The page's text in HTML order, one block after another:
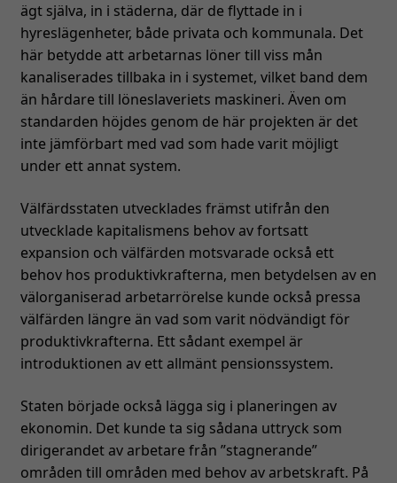
ägt själva, in i städerna, där de flyttade in i
hyreslägenheter, både privata och kommunala. Det
här betydde att arbetarnas löner till viss mån
kanaliserades tillbaka in i systemet, vilket band dem
än hårdare till löneslaveriets maskineri. Även om
standarden höjdes genom de här projekten är det
inte jämförbart med vad som hade varit möjligt
under ett annat system.
Välfärdsstaten utvecklades främst utifrån den
utvecklade kapitalismens behov av fortsatt
expansion och välfärden motsvarade också ett
behov hos produktivkrafterna, men betydelsen av en
välorganiserad arbetarrörelse kunde också pressa
välfärden längre än vad som varit nödvändigt för
produktivkrafterna. Ett sådant exempel är
introduktionen av ett allmänt pensionssystem.
Staten började också lägga sig i planeringen av
ekonomin. Det kunde ta sig sådana uttryck som
dirigerandet av arbetare från ”stagnerande”
områden till områden med behov av arbetskraft. På